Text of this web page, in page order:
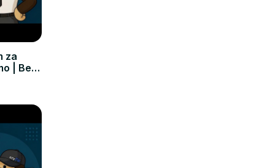
za
| Bez